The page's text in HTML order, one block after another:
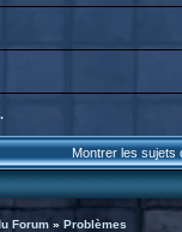
Montrer les sujets
Forum» Problèmes